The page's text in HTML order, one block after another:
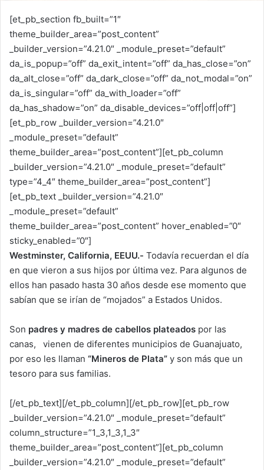
[et_pb_section fb_built=”1″
theme_builder_area=”post_content”
_builder_version=”4.21.0″ _module_preset=”default”
da_is_popup=”off” da_exit_intent=”off” da_has_close=”on”
da_alt_close=”off” da_dark_close=”off” da_not_modal=”on”
da_is_singular=”off” da_with_loader=”off”
da_has_shadow=”on” da_disable_devices=”off|off|off”]
[et_pb_row _builder_version=”4.21.0″
_module_preset=”default”
theme_builder_area=”post_content”][et_pb_column
_builder_version=”4.21.0″ _module_preset=”default”
type=”4_4″ theme_builder_area=”post_content”]
[et_pb_text _builder_version=”4.21.0″
_module_preset=”default”
theme_builder_area=”post_content” hover_enabled=”0″
sticky_enabled=”0″]
Westminster, California, EEUU.- Todavía recuerdan el día
en que vieron a sus hijos por última vez. Para algunos de
ellos han pasado hasta 30 años desde ese momento que
sabían que se irían de “mojados” a Estados Unidos.
Son padres y madres de cabellos plateados por las
canas, vienen de diferentes municipios de Guanajuato,
por eso les llaman “Mineros de Plata” y son más que un
tesoro para sus familias.
[/et_pb_text][/et_pb_column][/et_pb_row][et_pb_row
_builder_version=”4.21.0″ _module_preset=”default”
column_structure=”1_3,1_3,1_3″
theme_builder_area=”post_content”][et_pb_column
_builder_version=”4.21.0″ _module_preset=”default”